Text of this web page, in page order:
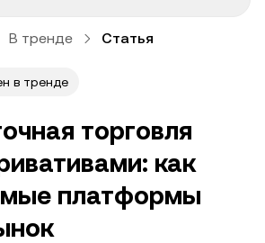
В тренде Статья
в тренде
торговля
как
платформы